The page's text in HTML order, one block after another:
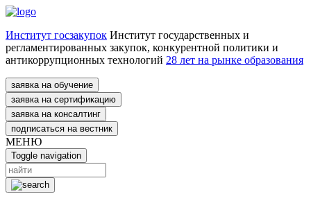
Институт госзакупок Институт государственных и
регламентированных закупок, конкурентной политики и
антикоррупционных технологий 28 лет на рынке образования
заявка на обучение
заявка на сертификацию
заявка на консалтинг
подписаться на вестник
МЕНЮ
Toggle navigation